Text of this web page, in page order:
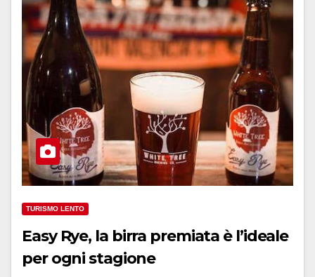
TURISMO LENTO
Easy Rye, la birra premiata è l’ideale
per ogni stagione